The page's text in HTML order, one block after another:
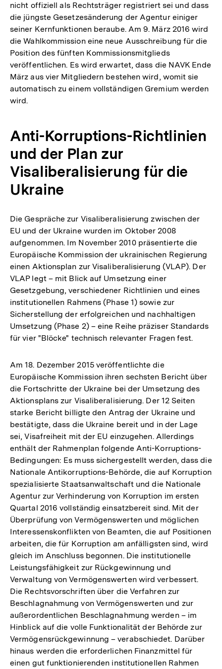
nicht offiziell als Rechtsträger registriert sei und dass
die jüngste Gesetzesänderung der Agentur einiger
seiner Kernfunktionen beraube. Am 9. März 2016 wird
die Wahlkommission eine neue Ausschreibung für die
Position des fünften Kommissionsmitglieds
veröffentlichen. Es wird erwartet, dass die NAVK Ende
März aus vier Mitgliedern bestehen wird, womit sie
automatisch zu einem vollständigen Gremium werden
wird.
Anti-Korruptions-Richtlinien
und der Plan zur
Visaliberalisierung für die
Ukraine
Die Gespräche zur Visaliberalisierung zwischen der
EU und der Ukraine wurden im Oktober 2008
aufgenommen. Im November 2010 präsentierte die
Europäische Kommission der ukrainischen Regierung
einen Aktionsplan zur Visaliberalisierung (VLAP). Der
VLAP legt – mit Blick auf Umsetzung einer
Gesetzgebung, verschiedener Richtlinien und eines
institutionellen Rahmens (Phase 1) sowie zur
Sicherstellung der erfolgreichen und nachhaltigen
Umsetzung (Phase 2) – eine Reihe präziser Standards
für vier "Blöcke" technisch relevanter Fragen fest.
Am 18. Dezember 2015 veröffentlichte die
Europäische Kommission ihren sechsten Bericht über
die Fortschritte der Ukraine bei der Umsetzung des
Aktionsplans zur Visaliberalisierung. Der 12 Seiten
starke Bericht billigte den Antrag der Ukraine und
bestätigte, dass die Ukraine bereit und in der Lage
sei, Visafreiheit mit der EU einzugehen. Allerdings
enthält der Rahmenplan folgende Anti-Korruptions-
Bedingungen: Es muss sichergestellt werden, dass die
Nationale Antikorruptions-Behörde, die auf Korruption
spezialisierte Staatsanwaltschaft und die Nationale
Agentur zur Verhinderung von Korruption im ersten
Quartal 2016 vollständig einsatzbereit sind. Mit der
Überprüfung von Vermögenswerten und möglichen
Interessenskonflikten von Beamten, die auf Positionen
arbeiten, die für Korruption am anfälligsten sind, wird
gleich im Anschluss begonnen. Die institutionelle
Leistungsfähigkeit zur Rückgewinnung und
Verwaltung von Vermögenswerten wird verbessert.
Die Rechtsvorschriften über die Verfahren zur
Beschlagnahmung von Vermögenswerten und zur
außerordentlichen Beschlagnahmung werden – im
Hinblick auf die volle Funktionalität der Behörde zur
Vermögensrückgewinnung – verabschiedet. Darüber
hinaus werden die erforderlichen Finanzmittel für
einen gut funktionierenden institutionellen Rahmen